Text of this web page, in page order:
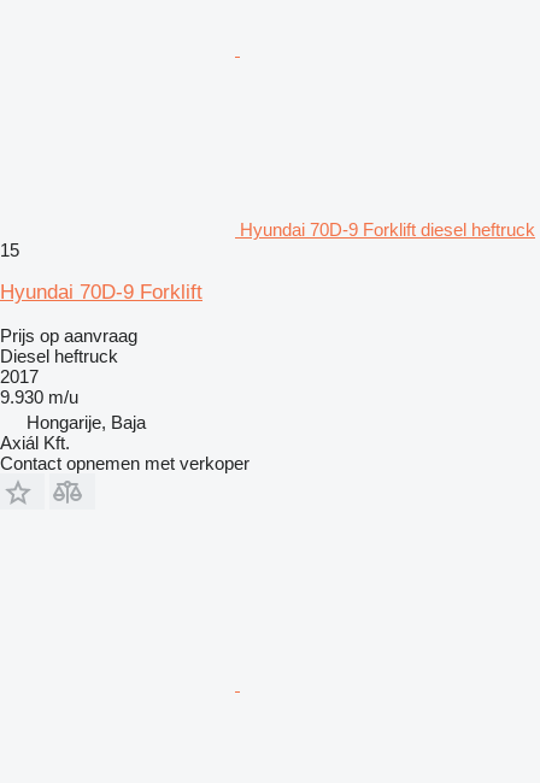
Hyundai 70D-9 Forklift diesel heftruck
15
Hyundai 70D-9 Forklift
Prijs op aanvraag
Diesel heftruck
2017
9.930 m/u
Hongarije, Baja
Axiál Kft.
Contact opnemen met verkoper